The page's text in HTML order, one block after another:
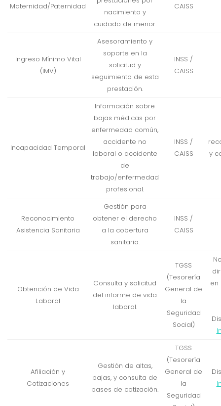
Maternidad/Paternidad
nacimiento y
cuidado de menor.
CAISS
Ingreso Mínimo Vital
(IMV)
Asesoramiento y
soporte en la
solicitud y
seguimiento de esta
prestación.
INSS /
CAISS
Incapacidad Temporal
Información sobre
bajas médicas por
enfermedad común,
accidente no
laboral o accidente
de
trabajo/enfermedad
profesional.
INSS /
CAISS
y
Reconocimiento
Asistencia Sanitaria
Gestión para
obtener el derecho
a la cobertura
sanitaria.
INSS /
CAISS
Obtención de Vida
Laboral
Consulta y solicitud
del informe de vida
laboral.
TGSS
(Tesorería
General de
la
Seguridad
Social)
en
Afiliación y
Cotizaciones
Gestión de altas,
bajas, y consulta de
bases de cotización.
TGSS
(Tesorería
General de
la
Seguridad